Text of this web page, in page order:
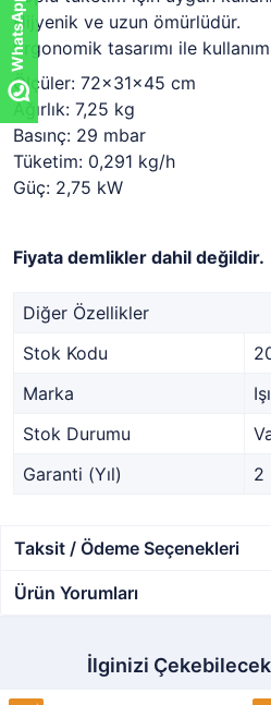
Hijyenik ve uzun ömürlüdür.
Ergonomik tasarımı ile
Ölçüler: 72x31x45 cm
Ağırlık: 7,25 kg
Basınç: 29 mbar
Tüketim: 0,291 kg/h
Güç: 2,75 kW
Fiyata demlikler dahil değildir.
Diğer Özellikler
Stok Kodu
Marka
Stok Durumu
Garanti (Yıl)
2
Taksit / Ödeme Seçenekleri
Ürün Yorumları
İlginizi